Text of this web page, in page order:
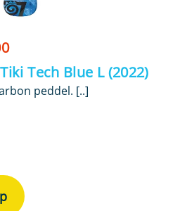
Huidige
prijs
is:
€ 179,00.
Tech Blue L (2022)
peddel. [..]